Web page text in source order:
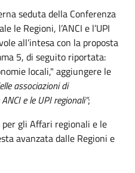
seduta della Conferenza
le Regioni, l’ANCI e l’UPI
all’intesa con la proposta
5, di seguito riportata:
locali," aggiungere le
associazioni di
e le UPI regionali”;
per gli Affari regionali e le
avanzata dalle Regioni e